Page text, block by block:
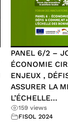
PANEL 6/2 –
ÉCONOMIE
ENJEUX ,
ASSURER LA
L’ÉCHELLE…
159 views
FISOL 2024